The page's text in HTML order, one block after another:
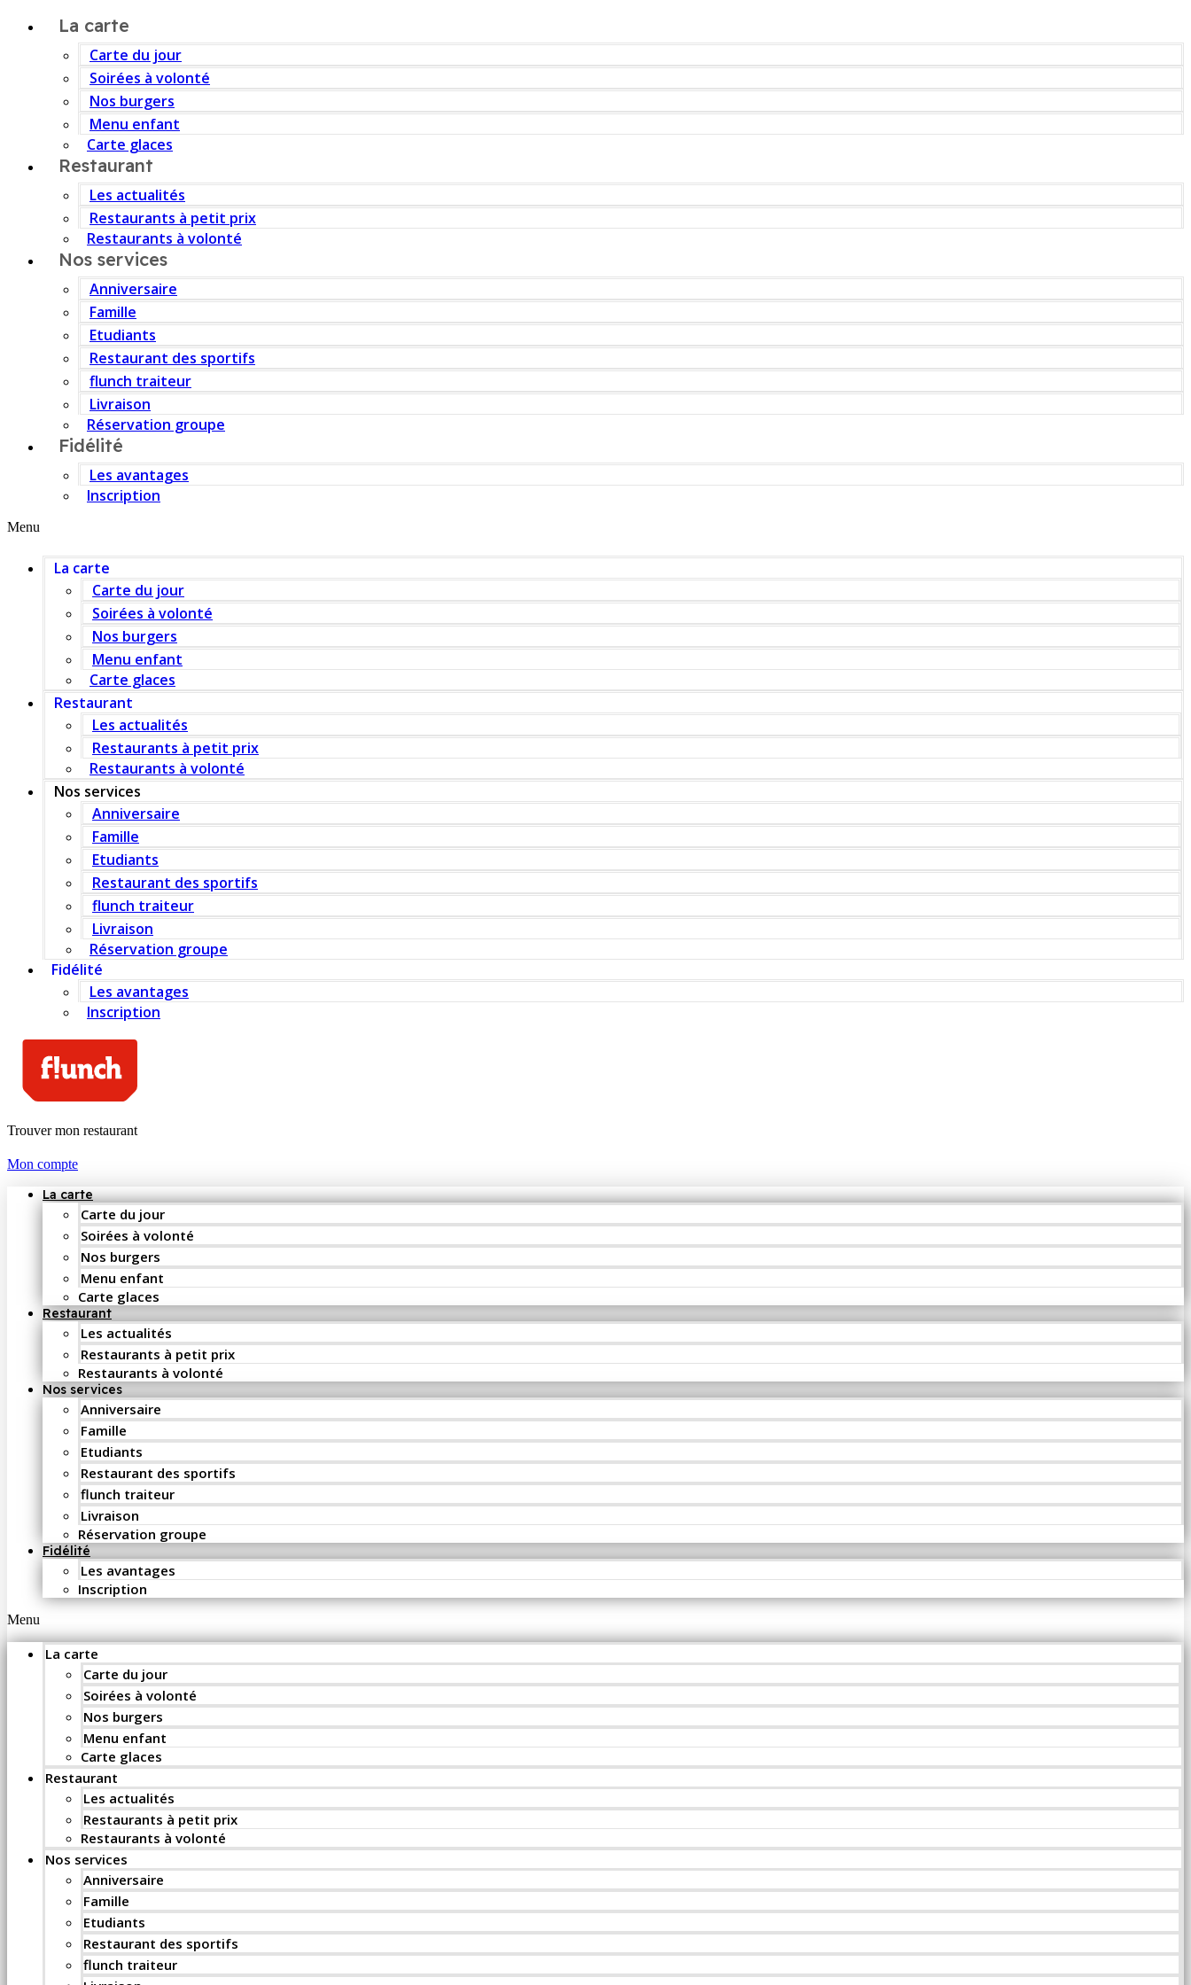
La carte
Carte du jour
Soirées à volonté
Nos burgers
Menu enfant
Carte glaces
Restaurant
Les actualités
Restaurants à petit prix
Restaurants à volonté
Nos services
Anniversaire
Famille
Etudiants
Restaurant des sportifs
flunch traiteur
Livraison
Réservation groupe
Fidélité
Les avantages
Inscription
Menu
La carte
Carte du jour
Soirées à volonté
Nos burgers
Menu enfant
Carte glaces
Restaurant
Les actualités
Restaurants à petit prix
Restaurants à volonté
Nos services
Anniversaire
Famille
Etudiants
Restaurant des sportifs
flunch traiteur
Livraison
Réservation groupe
Fidélité
Les avantages
Inscription
Trouver mon restaurant
Mon compte
La carte
Carte du jour
Soirées à volonté
Nos burgers
Menu enfant
Carte glaces
Restaurant
Les actualités
Restaurants à petit prix
Restaurants à volonté
Nos services
Anniversaire
Famille
Etudiants
Restaurant des sportifs
flunch traiteur
Livraison
Réservation groupe
Fidélité
Les avantages
Inscription
Menu
La carte
Carte du jour
Soirées à volonté
Nos burgers
Menu enfant
Carte glaces
Restaurant
Les actualités
Restaurants à petit prix
Restaurants à volonté
Nos services
Anniversaire
Famille
Etudiants
Restaurant des sportifs
flunch traiteur